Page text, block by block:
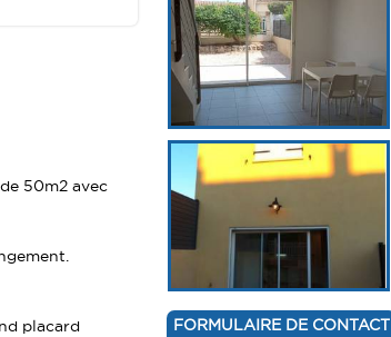
50m2 avec
placard
FORMULAIRE DE CONTACT